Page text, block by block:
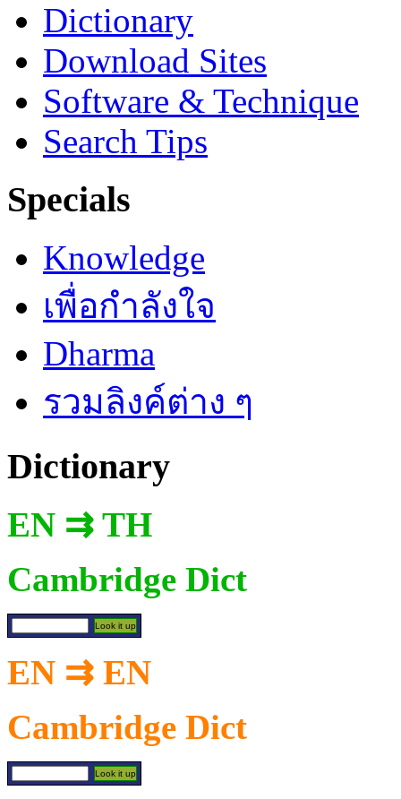
Dictionary
Download Sites
Software & Technique
Search Tips
Specials
Knowledge
เพื่อกำลังใจ
Dharma
รวมลิงค์ต่าง ๆ
Dictionary
EN ⇉ TH
Cambridge Dict
EN ⇉ EN
Cambridge Dict